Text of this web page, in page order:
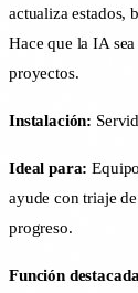
actualiza estados,
Hace que la IA
proyectos.
Instalación:
Ideal para:
ayude con triaje
progreso.
Función